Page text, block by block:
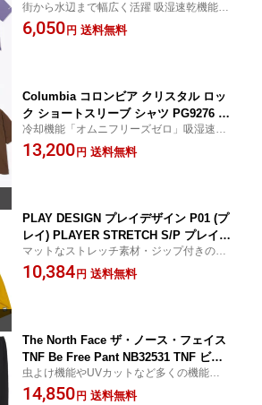
Rai River™ S/S Pocket Tee 半袖 Tシャ
ツ UPF50 水陸両用 フェス アウトドア
街から水辺まで幅広く活躍 吸湿速乾機能
「オムニウィック」サンプロテクション機
能「オムニシェイド」
6,050 円 送料無料
Columbia コロンビア クリスタル ロッ
ク ショートスリーブ シャツ PG9276 Cr
ystal Rock™ S/S Shirt 半袖 シャツ フ
ェス キャンプ アウトドア 正規品取扱店
冷却機能「オムニフリーズゼロ」吸湿速乾
機能「オムニウィック」サンプロテクショ
ン機能「オムニシェイド」
13,200 円 送料無料
PLAY DESIGN プレイデザイン P01 (プ
レイ) PLAYER STRETCH S/P プレイ
ストレッチ ショートパンツ 撥水 ストレ
ッチ UV 水陸両用 正規販売店 メール便
マットなストレッチ素材・ジップ付きのバ
ックポケット パッカブル・サイズ調整楽ち
んのウエストアジャスター
10,384 円 送料無料
The North Face ザ・ノース・フェイス
TNF Be Free Pant NB32531 TNF ビー
フリー パンツ メンズ ノースフェイス
アウトドア 正規品取扱店 2026
虫よけ機能やUVカットなど多くの機能を搭
載 ザノースフェイス正規販売店
14,850 円 送料無料